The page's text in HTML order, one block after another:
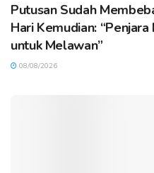
Putusan Sudah
Hari Kemudian:
untuk Melawan”
08/08/2026